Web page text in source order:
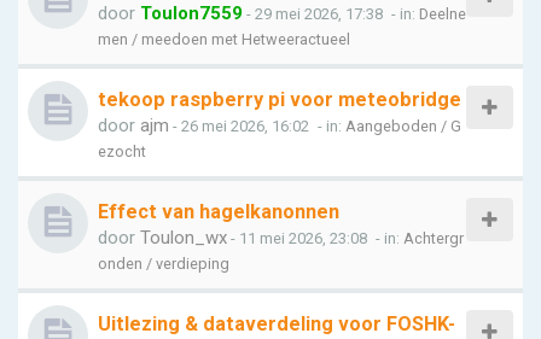
door Toulon7559 - 29 mei 2026, 17:38 - in: Deelne
men / meedoen met Hetweeractueel
tekoop raspberry pi voor meteobridge
door ajm - 26 mei 2026, 16:02 - in: Aangeboden / G
ezocht
Effect van hagelkanonnen
door Toulon_wx - 11 mei 2026, 23:08 - in: Achtergr
onden / verdieping
Uitlezing & dataverdeling voor FOSHK-